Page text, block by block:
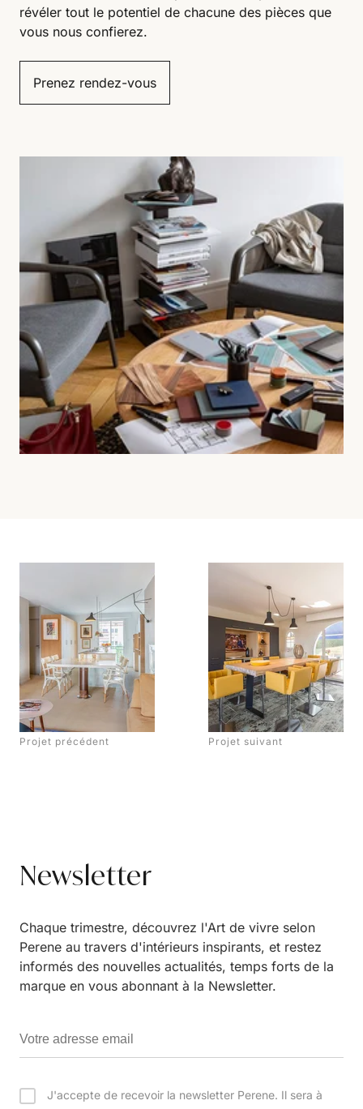
révéler tout le potentiel de chacune des pièces que
vous nous confierez.
Prenez rendez-vous
Projet précédent Projet suivant
Newsletter
Chaque trimestre, découvrez l'Art de vivre selon
Perene au travers d'intérieurs inspirants, et restez
informés des nouvelles actualités, temps forts de la
marque en vous abonnant à la Newsletter.
J'accepte de recevoir la newsletter Perene. Il sera à